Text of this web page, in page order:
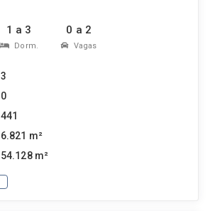
1 a 3
Dorm.
0 a 2
Vagas
3
0
441
6.821 m²
54.128 m²